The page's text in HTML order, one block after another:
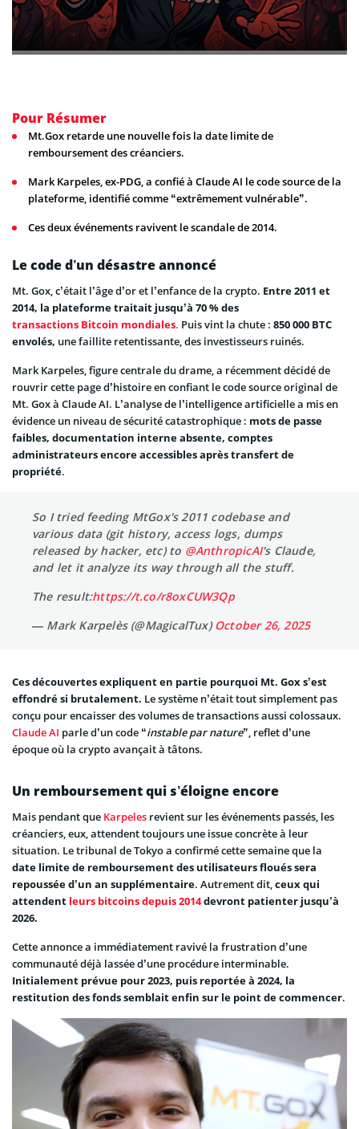
Pour Résumer
Mt.Gox retarde une nouvelle fois la date limite de
remboursement des créanciers.
Mark Karpeles, ex-PDG, a confié à Claude AI le code source de la
plateforme, identifié comme “extrêmement vulnérable”.
Ces deux événements ravivent le scandale de 2014.
Le code d’un désastre annoncé
Mt. Gox, c’était l’âge d’or et l’enfance de la crypto. Entre 2011 et
2014, la plateforme traitait jusqu’à 70 % des
transactions Bitcoin mondiales. Puis vint la chute : 850 000 BTC
envolés, une faillite retentissante, des investisseurs ruinés.
Mark Karpeles, figure centrale du drame, a récemment décidé de
rouvrir cette page d’histoire en confiant le code source original de
Mt. Gox à Claude AI. L’analyse de l’intelligence artificielle a mis en
évidence un niveau de sécurité catastrophique : mots de passe
faibles, documentation interne absente, comptes
administrateurs encore accessibles après transfert de
propriété.
So I tried feeding MtGox's 2011 codebase and
various data (git history, access logs, dumps
released by hacker, etc) to @AnthropicAI's Claude,
and let it analyze its way through all the stuff.
The result:https://t.co/r8oxCUW3Qp
— Mark Karpelès (@MagicalTux)October 26, 2025
Ces découvertes expliquent en partie pourquoi Mt. Gox s’est
effondré si brutalement. Le système n’était tout simplement pas
conçu pour encaisser des volumes de transactions aussi colossaux.
Claude AI parle d’un code “instable par nature”, reflet d’une
époque où la crypto avançait à tâtons.
Un remboursement qui s’éloigne encore
Mais pendant que Karpeles revient sur les événements passés, les
créanciers, eux, attendent toujours une issue concrète à leur
situation. Le tribunal de Tokyo a confirmé cette semaine que la
date limite de remboursement des utilisateurs floués sera
repoussée d’un an supplémentaire. Autrement dit,ceux qui
attendent leurs bitcoins depuis 2014devront patienter jusqu’à
2026.
Cette annonce a immédiatement ravivé la frustration d’une
communauté déjà lassée d’une procédure interminable.
Initialement prévue pour 2023, puis reportée à 2024, la
restitution des fonds semblait enfin sur le point de commencer.